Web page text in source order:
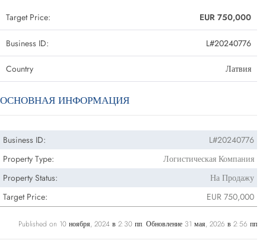
Target Price: EUR 750,000
Business ID: L#20240776
Country Латвия
ОСНОВНАЯ ИНФОРМАЦИЯ
Business ID:
L#20240776
Property Type:
Логистическая Компания
Property Status:
На Продажу
Target Price:
EUR 750,000
Published on 10 ноября, 2024 в 2:30 пп. Обновление 31 мая, 2026 в 2:56 пп